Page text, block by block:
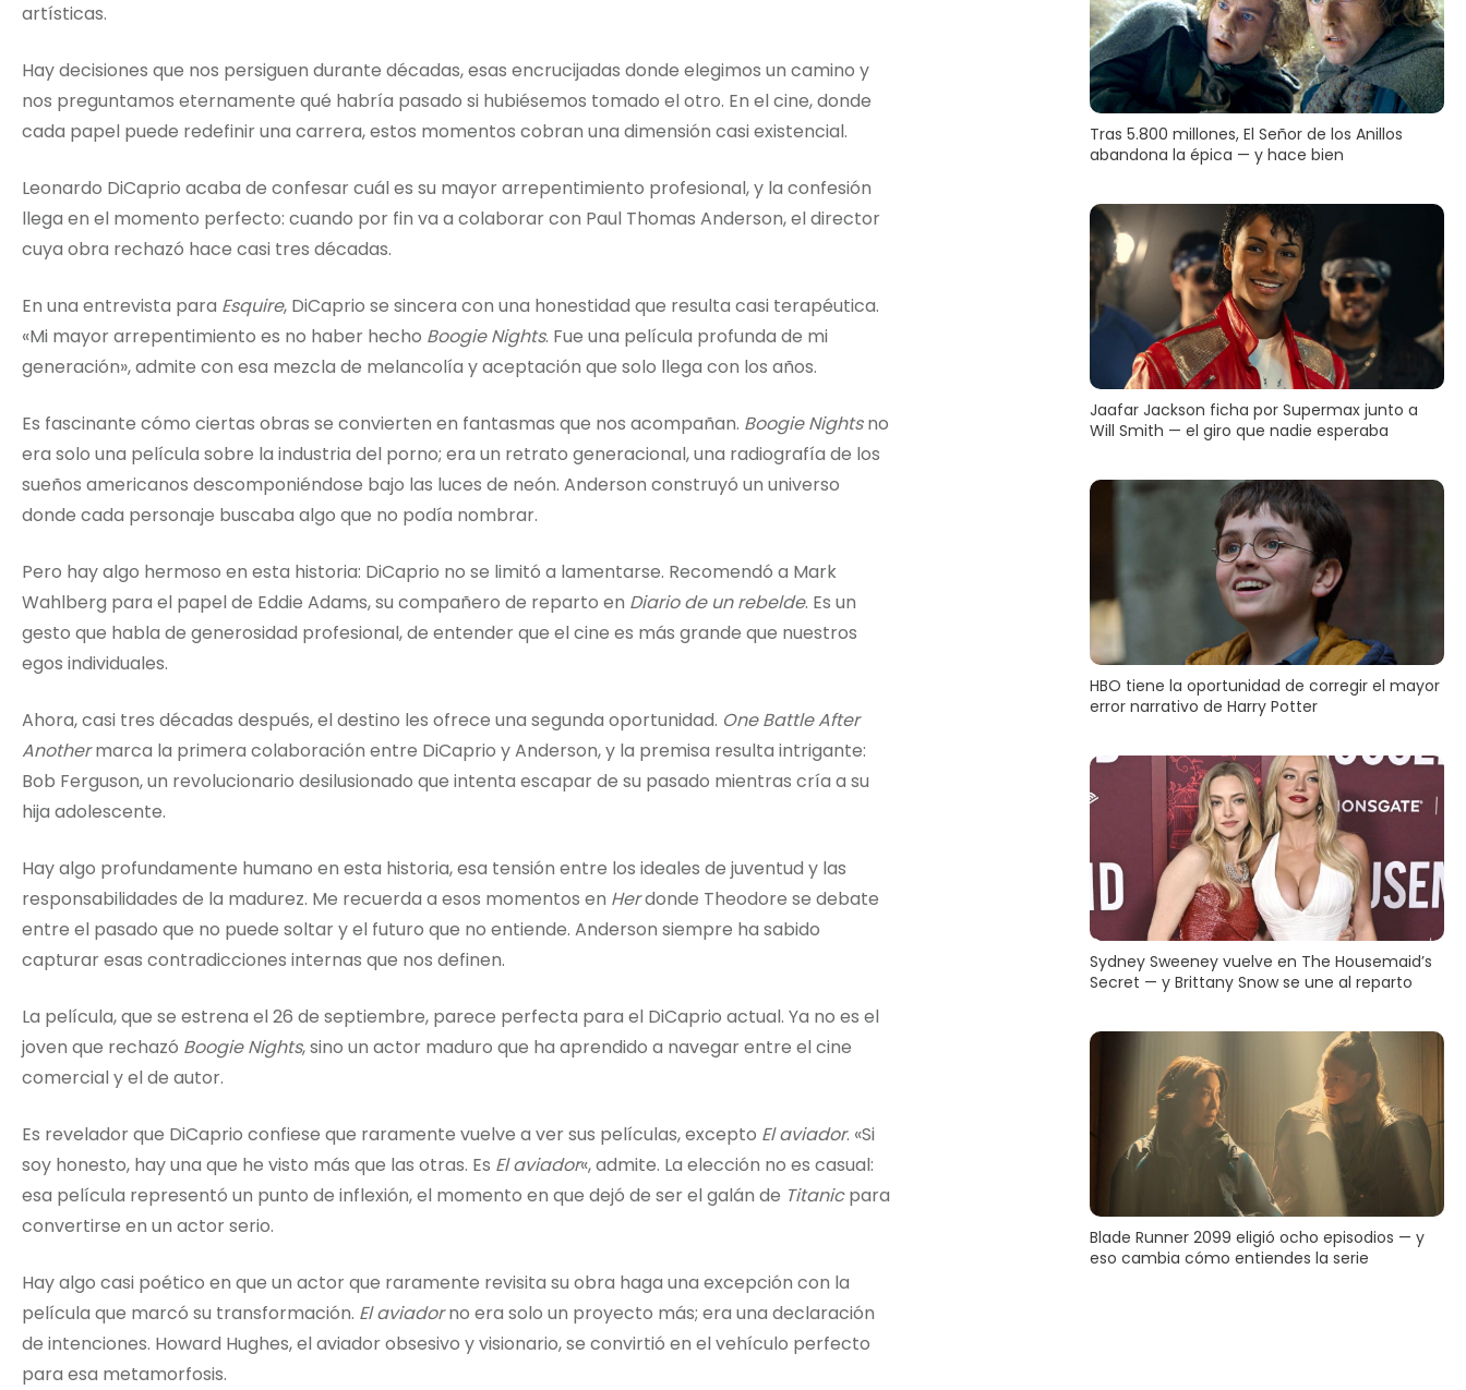
artísticas.
Hay decisiones que nos persiguen durante décadas, esas encrucijadas donde elegimos un camino y
nos preguntamos eternamente qué habría pasado si hubiésemos tomado el otro. En el cine, donde
cada papel puede redefinir una carrera, estos momentos cobran una dimensión casi existencial.
Leonardo DiCaprio acaba de confesar cuál es su mayor arrepentimiento profesional, y la confesión
llega en el momento perfecto: cuando por fin va a colaborar con Paul Thomas Anderson, el director
cuya obra rechazó hace casi tres décadas.
En una entrevista para Esquire, DiCaprio se sincera con una honestidad que resulta casi terapéutica.
«Mi mayor arrepentimiento es no haber hecho Boogie Nights. Fue una película profunda de mi
generación», admite con esa mezcla de melancolía y aceptación que solo llega con los años.
Es fascinante cómo ciertas obras se convierten en fantasmas que nos acompañan. Boogie Nightsno
era solo una película sobre la industria del porno; era un retrato generacional, una radiografía de los
sueños americanos descomponiéndose bajo las luces de neón. Anderson construyó un universo
donde cada personaje buscaba algo que no podía nombrar.
Pero hay algo hermoso en esta historia: DiCaprio no se limitó a lamentarse. Recomendó a Mark
Wahlberg para el papel de Eddie Adams, su compañero de reparto en Diario de un rebelde. Es un
gesto que habla de generosidad profesional, de entender que el cine es más grande que nuestros
egos individuales.
Ahora, casi tres décadas después, el destino les ofrece una segunda oportunidad. One Battle After
Anothermarca la primera colaboración entre DiCaprio y Anderson, y la premisa resulta intrigante:
Bob Ferguson, un revolucionario desilusionado que intenta escapar de su pasado mientras cría a su
hija adolescente.
Hay algo profundamente humano en esta historia, esa tensión entre los ideales de juventud y las
responsabilidades de la madurez. Me recuerda a esos momentos en Herdonde Theodore se debate
entre el pasado que no puede soltar y el futuro que no entiende. Anderson siempre ha sabido
capturar esas contradicciones internas que nos definen.
La película, que se estrena el 26 de septiembre, parece perfecta para el DiCaprio actual. Ya no es el
joven que rechazó Boogie Nights, sino un actor maduro que ha aprendido a navegar entre el cine
comercial y el de autor.
Es revelador que DiCaprio confiese que raramente vuelve a ver sus películas, excepto El aviador. «Si
soy honesto, hay una que he visto más que las otras. Es El aviador«, admite. La elección no es casual:
esa película representó un punto de inflexión, el momento en que dejó de ser el galán de Titanicpara
convertirse en un actor serio.
Hay algo casi poético en que un actor que raramente revisita su obra haga una excepción con la
película que marcó su transformación. El aviadorno era solo un proyecto más; era una declaración
de intenciones. Howard Hughes, el aviador obsesivo y visionario, se convirtió en el vehículo perfecto
para esa metamorfosis.
Tras 5.800 millones, El Señor de los Anillos
abandona la épica — y hace bien
Jaafar Jackson ficha por Supermax junto a
Will Smith — el giro que nadie esperaba
HBO tiene la oportunidad de corregir el mayor
error narrativo de Harry Potter
Sydney Sweeney vuelve en The Housemaid’s
Secret — y Brittany Snow se une al reparto
Blade Runner 2099 eligió ocho episodios — y
eso cambia cómo entiendes la serie